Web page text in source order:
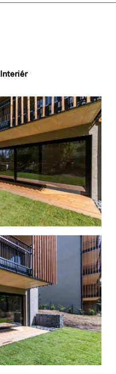
Interiér